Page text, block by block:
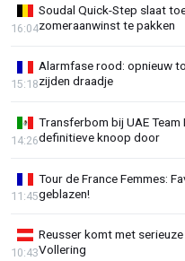
Soudal Quick-Step slaat
zomeraanwinst te pakken
16:04
Alarmfase rood: opnieuw
zijden draadje
15:18
Transferbom bij UAE
definitieve knoop door
14:26
Tour de France Femmes:
geblazen!
11:45
Reusser komt met
Vollering
10:43